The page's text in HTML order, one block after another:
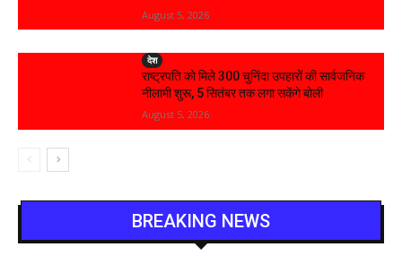
August 5, 2026
देश
राष्ट्रपति को मिले 300 चुनिंदा उपहारों की सार्वजनिक
नीलामी शुरू, 5 सितंबर तक लगा सकेंगे बोली
August 5, 2026
BREAKING NEWS